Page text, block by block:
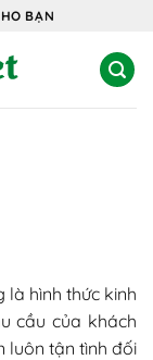
BẠN
là hình thức kinh
cầu của khách
luôn tận tình đối